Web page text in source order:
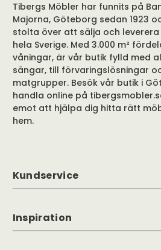
Tibergs Möbler har funnits på
Majorna, Göteborg sedan 1923
stolta över att sälja och
hela Sverige. Med 3.000 m²
våningar, är vår butik fylld med
sängar, till förvaringslösningar
matgrupper. Besök vår butik i
handla online på
emot att hjälpa dig hitta rätt
hem.
Kundservice
Inspiration